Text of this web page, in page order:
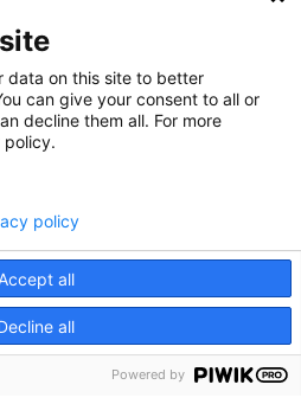
per
data on this site to better
can give your consent to all or
decline them all. For more
policy.
Accept all
all
policy
Powered by